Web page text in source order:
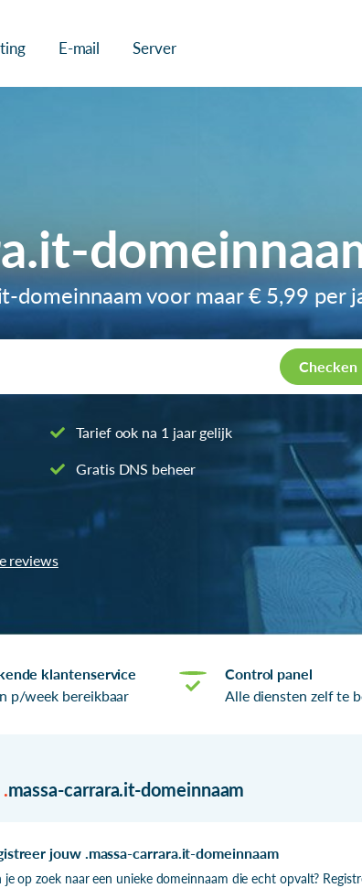
E-mail Server
domeinnaam voor maar€ 5,99 per
Checken
Tarief ook na 1 jaar gelijk
Gratis DNS beheer
reviews
klantenservice
p/week bereikbaar
Control panel
Alle diensten zelf te
.massa-carrara.it-domeinnaam
jouw .massa-carrara.it-domeinnaam
je op zoek naar een unieke domeinnaam die echt opvalt?